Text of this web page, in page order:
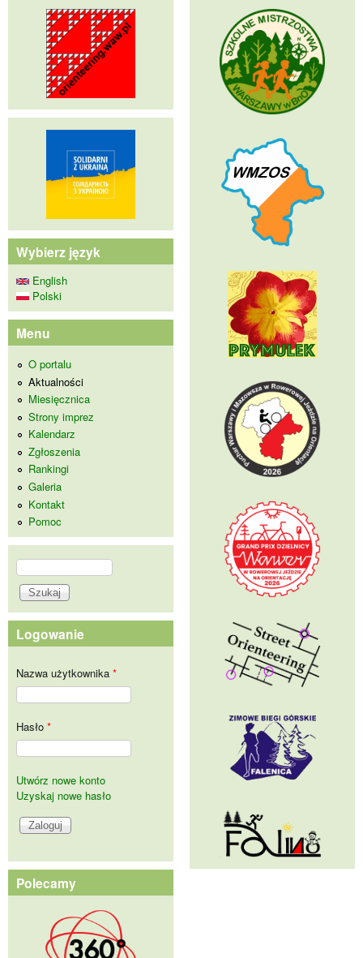
Wybierz język
English
Polski
Menu
O portalu
Aktualności
Miesięcznica
Strony imprez
Kalendarz
Zgłoszenia
Rankingi
Galeria
Kontakt
Pomoc
Formularz wyszukiwania
Szukaj
Logowanie
Nazwa użytkownika *
Hasło *
Utwórz nowe konto
Uzyskaj nowe hasło
Polecamy